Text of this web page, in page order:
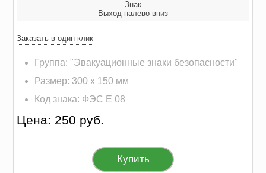
Знак
Выход налево вниз
Заказать в один клик
Группа: "Эвакуационные знаки безопасности"
Размер: 300 х 150 мм
Код знака: ФЭС E 08
Цена: 250 руб.
Купить